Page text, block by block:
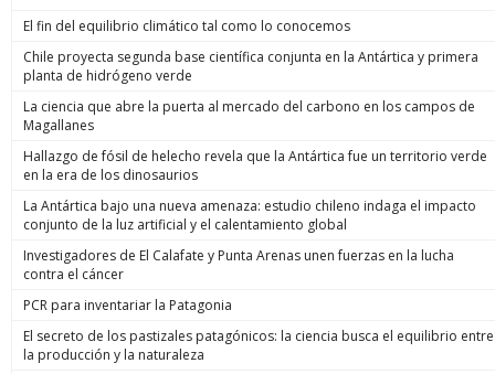
El fin del equilibrio climático tal como lo conocemos
Chile proyecta segunda base científica conjunta en la Antártica y primera
planta de hidrógeno verde
La ciencia que abre la puerta al mercado del carbono en los campos de
Magallanes
Hallazgo de fósil de helecho revela que la Antártica fue un territorio verde
en la era de los dinosaurios
La Antártica bajo una nueva amenaza: estudio chileno indaga el impacto
conjunto de la luz artificial y el calentamiento global
Investigadores de El Calafate y Punta Arenas unen fuerzas en la lucha
contra el cáncer
PCR para inventariar la Patagonia
El secreto de los pastizales patagónicos: la ciencia busca el equilibrio entre
la producción y la naturaleza